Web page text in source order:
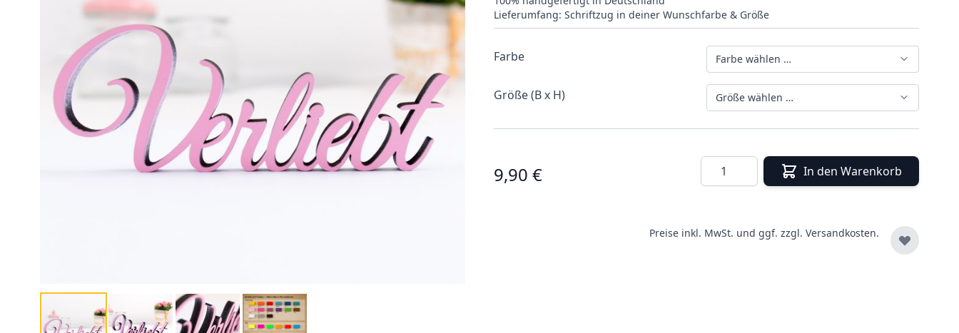
Lieferumfang: Schriftzug in deiner Wunschfarbe & Größe
Farbe Farbe wählen …
Größe (B x H) Größe wählen …
9,90 € Menge In den Warenkorb
Preise inkl. MwSt. und ggf. zzgl. Versandkosten.